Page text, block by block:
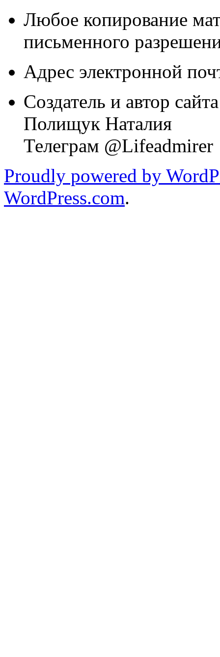
Любое копирование
письменного
Адрес электронной
Создатель и автор сайта
Полищук Наталия
Телеграм @Lifeadmirer
Proudly powered by
WordPress.com.